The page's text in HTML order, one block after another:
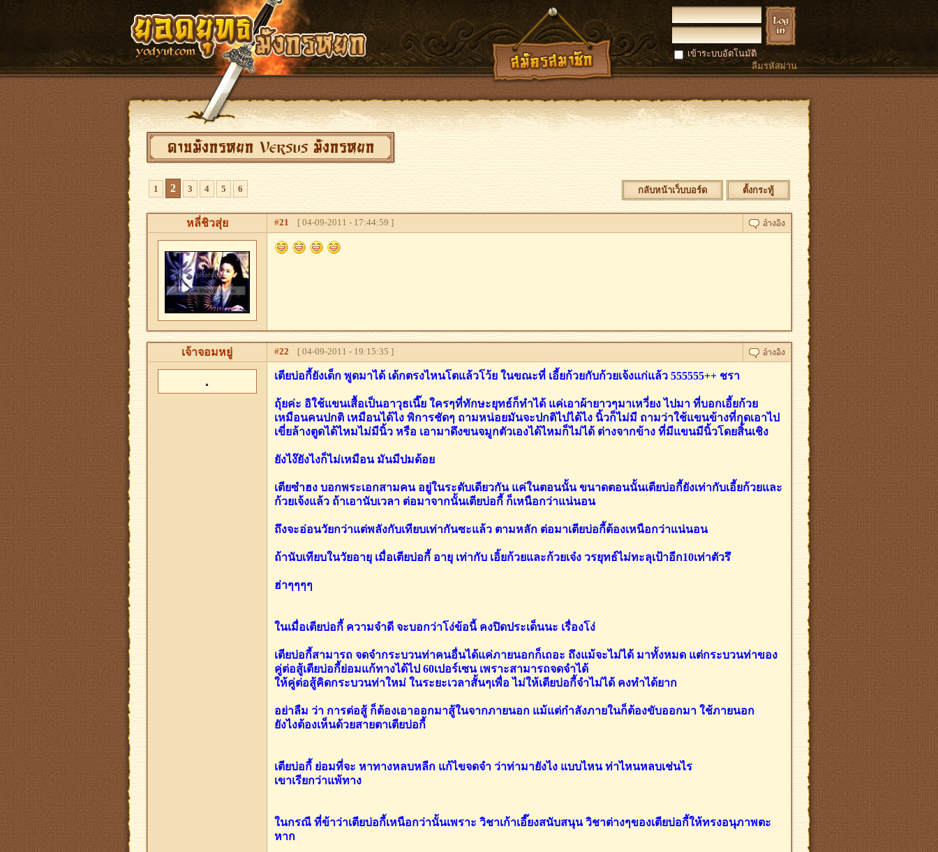
เข้าระบบอัตโนมัติ
ลืมรหัสผ่าน
ดาบมังกรหยก Versus มังกรหยก
1 2 3 4 5 6 กลับหน้าเว็บบอร์ด ตั้งกระทู้
หลี่ชิวสุ่ย #21 [ 04-09-2011 - 17:44:59 ]
เจ้าจอมหยู่ #22 [ 04-09-2011 - 19:15:35 ]
เตียบ่อกี้ยังเด็ก พูดมาได้ เด้กตรงไหนโตแล้วโว้ย ในขณะที่ เอี้ยก้วยกับก้วยเจ้งแก่แล้ว 555555++ ชรา
ถุ้ยค่ะ อิใช้แขนเสื้อเป็นอาวุธเนี๊ย ใครๆที่ทักษะยุทธ์ก็ทำได้ แค่เอาผ้ายาวๆมาเหวี่ยง ไปมา ที่บอกเอี้ยก้วย
เหมือนคนปกติ เหมือนได้ไง พิการชัดๆ ถามหน่อยมันจะปกติไปได้ไง นิ้วก็ไม่มี ถามว่าใช้แขนข้างที่กุดเอาไป
เขี่ยล้างตูดได้ไหมไม่มีนิ้ว หรือ เอามาดึงขนจมูกตัวเองได้ไหมก็ไม่ได้ ต่างจากข้าง ที่มีแขนมีนิ้วโดยสิ้นเชิง
ยังไง๊ยังไงก็ไม่เหมือน มันมีปมด้อย
เตียซำฮง บอกพระเอกสามคน อยู่ในระดับเดียวกัน แค่ในตอนนั้น ขนาดตอนนั้นเตียบ่อกี้ยังเท่ากับเอี้ยก้วยและ
ก้วยเจ้งแล้ว ถ้าเอานับเวลา ต่อมาจากนั้นเตียบ่อกี้ ก็เหนือกว่าแน่นอน
ถึงจะอ่อนวัยกว่าแต่พลังกับเทียบเท่ากันซะแล้ว ตามหลัก ต่อมาเตียบ่อกี้ต้องเหนือกว่าแน่นอน
ถ้านับเทียบในวัยอายุ เมื่อเตียบ่อกี้ อายุ เท่ากับ เอิ้ยก้วยและก้วยเจ๋ง วรยุทธ์ไม่ทะลุเป้าอีก10เท่าตัวรึ
ฮ่าๆๆๆๆ
ในเมื่อเตียบ่อกี้ ความจำดี จะบอกว่าโง่ข้อนี้ คงปิดประเด็นนะ เรื่องโง่
เตียบ่อกี้สามารถ จดจำกระบวนท่าคนอื่นได้แค่ภายนอกก็เถอะ ถึงแม้จะไม่ได้ มาทั้งหมด แต่กระบวนท่าของ
คู่ต่อสู้เตียบ่อกี้ย่อมแก้ทางได้ไป 60เปอร์เซน เพราะสามารถจดจำได้
ให้คู่ต่อสู้คิดกระบวนท่าใหม่ ในระยะเวลาสั้นๆเพื่อ ไม่ให้เตียบ่อกี้จำไม่ได้ คงทำได้ยาก
อย่าลืม ว่า การต่อสู้ ก็ต้องเอาออกมาสู้ในจากภายนอก แม้แต่กำลังภายในก็ต้องขับออกมา ใช้ภายนอก
ยังไงต้องเห็นด้วยสายตาเตียบ่อกี้
เตียบ่อกี้ ย่อมที่จะ หาทางหลบหลีก แก้ไขจดจำ ว่าท่ามายังไง แบบไหน ท่าไหนหลบเช่นไร
เขาเรียกว่าแพ้ทาง
ในกรณี ที่ข้าว่าเตียบ่อกี้เหนือกว่านั้นเพราะ วิชาเก้าเอี๊ยงสนับสนุน วิชาต่างๆของเตียบ่อกี้ให้ทรงอนุภาพตะ
หาก